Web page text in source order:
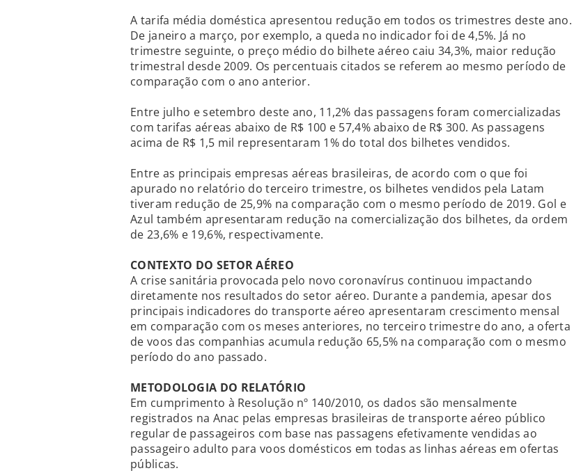
A tarifa média doméstica apresentou redução em todos os trimestres deste ano.
De janeiro a março, por exemplo, a queda no indicador foi de 4,5%. Já no
trimestre seguinte, o preço médio do bilhete aéreo caiu 34,3%, maior redução
trimestral desde 2009. Os percentuais citados se referem ao mesmo período de
comparação com o ano anterior.
Entre julho e setembro deste ano, 11,2% das passagens foram comercializadas
com tarifas aéreas abaixo de R$ 100 e 57,4% abaixo de R$ 300. As passagens
acima de R$ 1,5 mil representaram 1% do total dos bilhetes vendidos.
Entre as principais empresas aéreas brasileiras, de acordo com o que foi
apurado no relatório do terceiro trimestre, os bilhetes vendidos pela Latam
tiveram redução de 25,9% na comparação com o mesmo período de 2019. Gol e
Azul também apresentaram redução na comercialização dos bilhetes, da ordem
de 23,6% e 19,6%, respectivamente.
CONTEXTO DO SETOR AÉREO
A crise sanitária provocada pelo novo coronavírus continuou impactando
diretamente nos resultados do setor aéreo. Durante a pandemia, apesar dos
principais indicadores do transporte aéreo apresentaram crescimento mensal
em comparação com os meses anteriores, no terceiro trimestre do ano, a oferta
de voos das companhias acumula redução 65,5% na comparação com o mesmo
período do ano passado.
METODOLOGIA DO RELATÓRIO
Em cumprimento à Resolução nº 140/2010, os dados são mensalmente
registrados na Anac pelas empresas brasileiras de transporte aéreo público
regular de passageiros com base nas passagens efetivamente vendidas ao
passageiro adulto para voos domésticos em todas as linhas aéreas em ofertas
públicas.